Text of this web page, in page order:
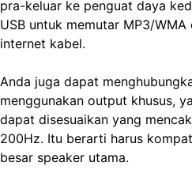
pra-keluar ke penguat daya
USB untuk memutar MP3/
internet kabel.
Anda juga dapat
menggunakan output khusus,
dapat disesuaikan yang
200Hz. Itu berarti harus
besar speaker utama.